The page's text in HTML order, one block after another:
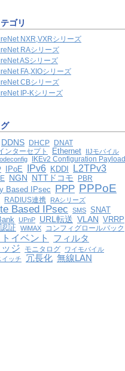
ゴリ
NXR,VXRシリーズ
RAシリーズ
ASシリーズ
FA,XIOシリーズ
CBシリーズ
IP-Kシリーズ
DDNS DHCP DNAT
ンターセプト Ethernet
IIJモバイル
IKEv2 Configuration Payload
IPoE IPv6 KDDI L2TPv3
NGN NTTドコモ PBR
Based IPsec PPP PPPoE
RADIUS連携 RAシリーズ
Based IPsec SMS SNAT
UPnP URL転送 VLAN VRRP
証
WiMAX コンフィグロールバック
イベント
フィルタ
ジ
モニタログ
ワイモバイル
イッチ
冗長化 無線LAN